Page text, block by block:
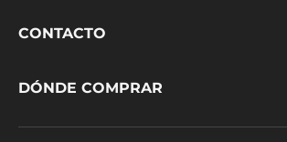
CONTACTO
DÓNDE COMPRAR